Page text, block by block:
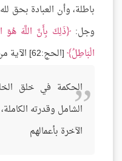
باطلة، وأن العبادة بحق
وجل:
ذَلِكَ بِأَنَّ اللَّهَ
الْبَاطِلُ [الحج:62] الآية من سورة الحج.
الحكمة في خلق
الشامل وقدرته
الآخرة بأعمالهم